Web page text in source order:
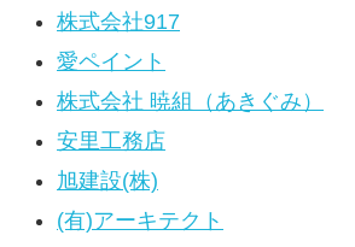
株式会社917
愛ペイント
株式会社 暁組（あきぐみ）
安里工務店
旭建設(株)
(有)アーキテクト